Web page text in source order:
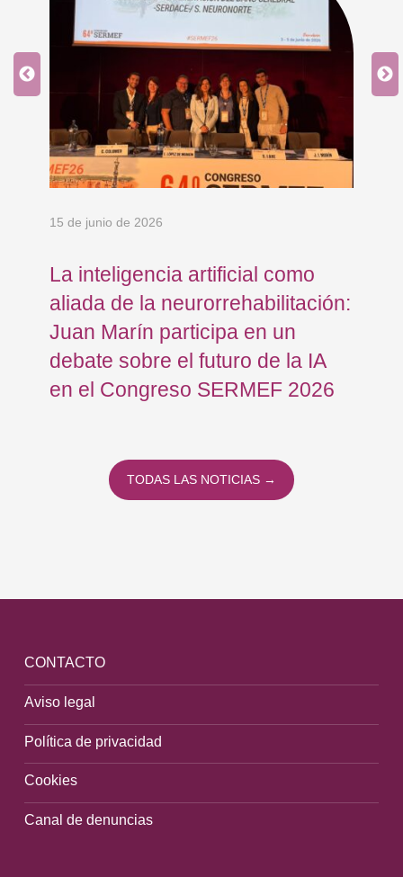
15 de junio de 2026
La inteligencia artificial como
aliada de la neurorrehabilitación:
Juan Marín participa en un
debate sobre el futuro de la IA
en el Congreso SERMEF 2026
TODAS LAS NOTICIAS →
CONTACTO
Aviso legal
Política de privacidad
Cookies
Canal de denuncias